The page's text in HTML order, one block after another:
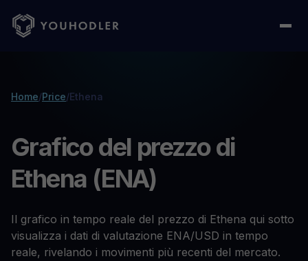
Home/Price/Ethena
Grafico del prezzo di
Ethena (ENA)
Il grafico in tempo reale del prezzo di Ethena qui sotto
visualizza i dati di valutazione ENA/USD in tempo
reale, rivelando i movimenti più recenti del mercato.